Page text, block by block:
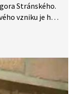
Stránského.
vzniku je hra